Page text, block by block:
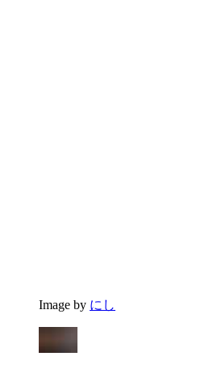
Image by にし